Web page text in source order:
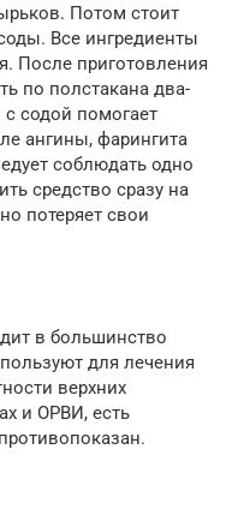
Потом стоит
Все ингредиенты
После приготовления
по полстакана два-
содой помогает
ангины, фарингита
соблюдать одно
средство сразу на
потеряет свои
в большинство
для лечения
верхних
и ОРВИ, есть